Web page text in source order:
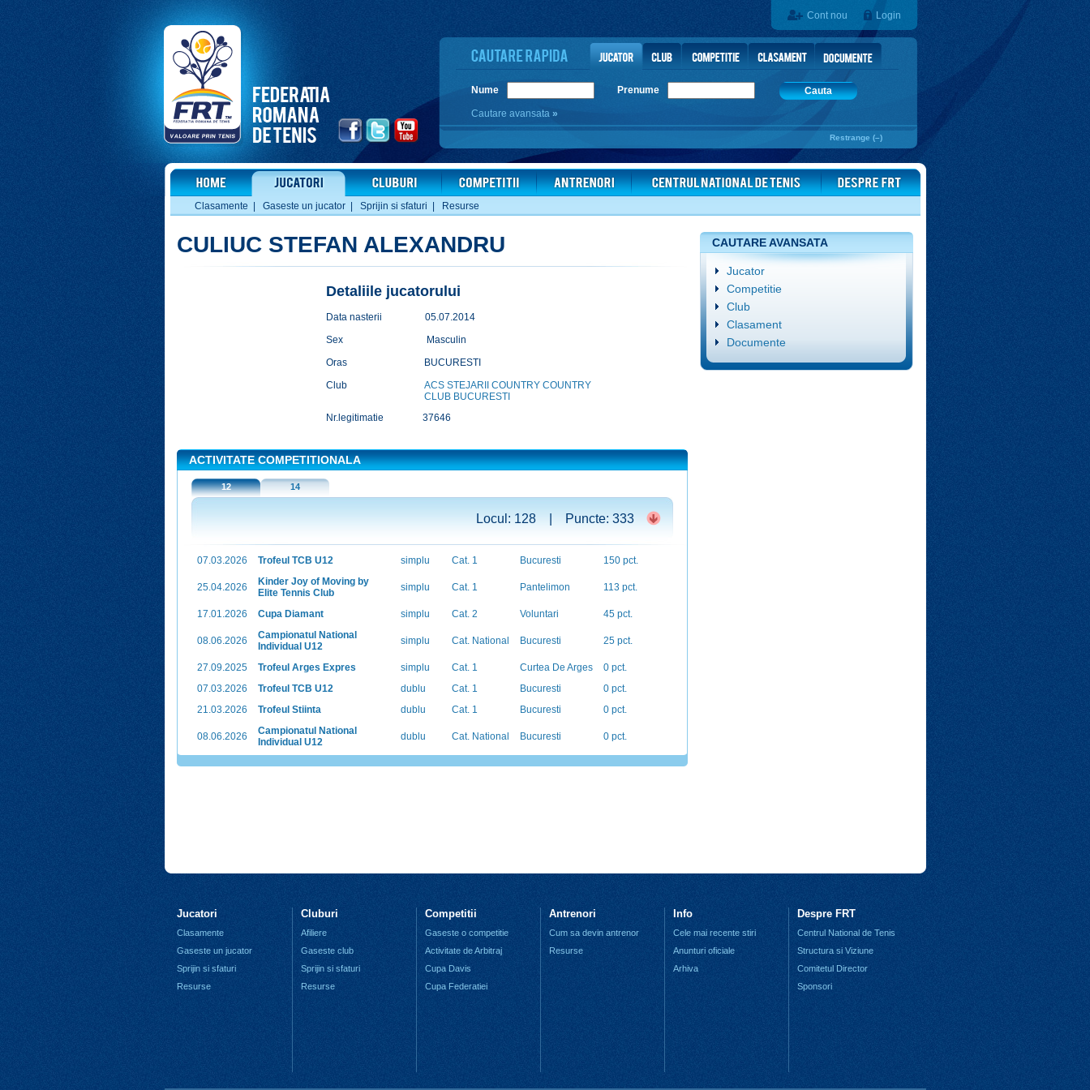
Cont nou Login
Nume Prenume
Cauta
Cautare avansata »
Restrange (–)
Clasamente Gaseste un jucator| Sprijin si sfaturi Resurse
CULIUC STEFAN ALEXANDRU
Detaliile jucatorului
Data nasterii
05.07.2014
Sex
Masculin
Oras
BUCURESTI
Club
ACS STEJARII COUNTRY COUNTRY
CLUB BUCURESTI
Nr.legitimatie
37646
ACTIVITATE COMPETITIONALA
12 14
Locul: 128 | Puncte: 333
07.03.2026 Trofeul TCB U12 simplu Cat. 1 Bucuresti 150 pct.
25.04.2026
Kinder Joy of Moving by
Elite Tennis Club
simplu Cat. 1 Pantelimon 113 pct.
17.01.2026 Cupa Diamant simplu Cat. 2 Voluntari 45 pct.
08.06.2026
Campionatul National
Individual U12
simplu Cat. National Bucuresti 25 pct.
27.09.2025 Trofeul Arges Expres simplu Cat. 1 Curtea De Arges
0 pct.
07.03.2026
Trofeul TCB U12 dublu Cat. 1 Bucuresti
0 pct.
21.03.2026
Trofeul Stiinta dublu Cat. 1 Bucuresti 0 pct.
08.06.2026
Campionatul National
Individual U12
dublu Cat. National Bucuresti 0 pct.
CAUTARE AVANSATA
Jucator
Competitie
Club
Clasament
Documente
Jucatori
Clasamente
Gaseste un jucator
Sprijin si sfaturi
Resurse
Cluburi
Afiliere
Gaseste club
Sprijin si sfaturi
Resurse
Competitii
Gaseste o competitie
Activitate de Arbitraj
Cupa Davis
Cupa Federatiei
Antrenori
Cum sa devin antrenor
Resurse
Info
Cele mai recente stiri
Anunturi oficiale
Arhiva
Despre FRT
Centrul National de Tenis
Structura si Viziune
Comitetul Director
Sponsori